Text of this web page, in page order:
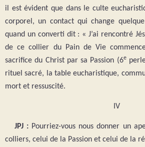
il est évident que dans le culte
corporel, un contact qui change
quand un converti dit : « J’ai rencontré
de ce collier du Pain de Vie
sacrifice du Christ par sa Passion (6e
rituel sacré, la table eucharistique,
mort et ressuscité.
IV
JPJ : Pourriez-vous nous donner un
colliers, celui de la Passion et celui de la